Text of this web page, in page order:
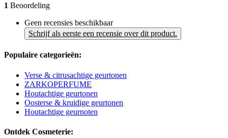
1 Beoordeling
Geen recensies beschikbaar
Schrijf als eerste een recensie over dit product.
Populaire categorieën:
Verse & citrusachtige geurtonen
ZARKOPERFUME
Houtachtige geurtonen
Oosterse & kruidige geurtonen
Houtachtige geurnoten
Ontdek Cosmeterie: